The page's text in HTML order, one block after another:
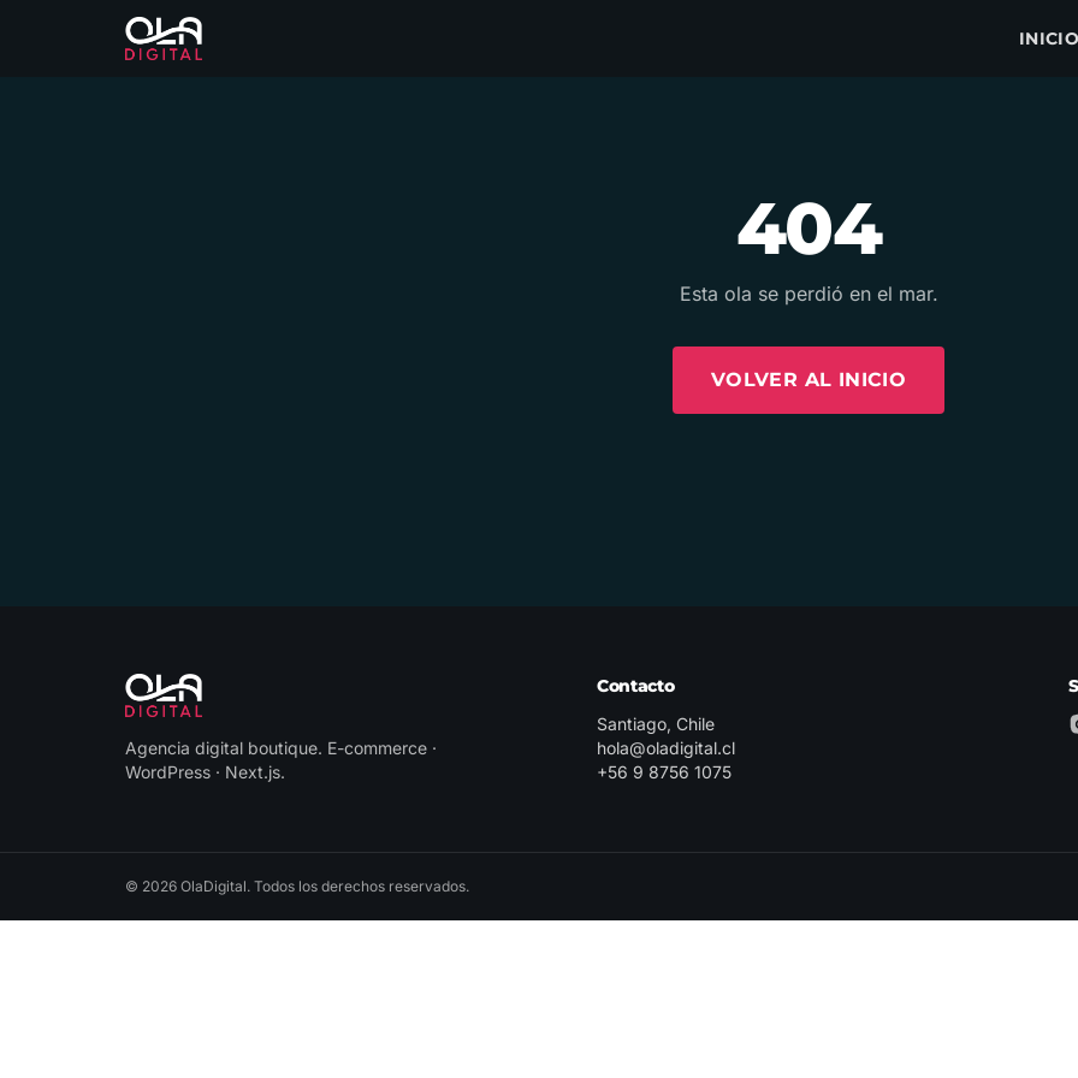
404
Esta ola se perdió en el mar.
VOLVER AL INICIO
Agencia digital boutique. E-commerce ·
WordPress · Next.js.
Contacto
Santiago, Chile
hola@oladigital.cl
+56 9 8756 1075
© 2026 OlaDigital. Todos los derechos reservados.